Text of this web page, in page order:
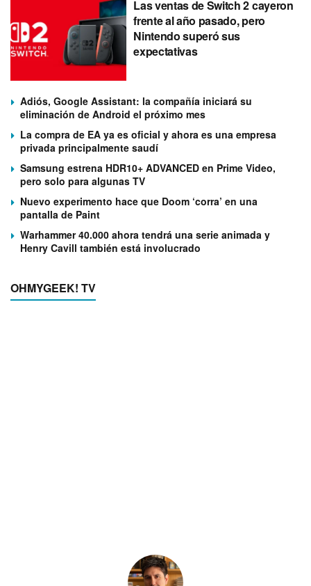
Las ventas de Switch 2 cayeron
frente al año pasado, pero
Nintendo superó sus
expectativas
Adiós, Google Assistant: la compañía iniciará su
eliminación de Android el próximo mes
La compra de EA ya es oficial y ahora es una empresa
privada principalmente saudí
Samsung estrena HDR10+ ADVANCED en Prime Video,
pero solo para algunas TV
Nuevo experimento hace que Doom ‘corra’ en una
pantalla de Paint
Warhammer 40.000 ahora tendrá una serie animada y
Henry Cavill también está involucrado
OHMYGEEK! TV